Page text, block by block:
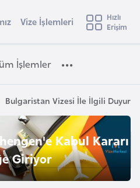
e
i
i
Vize İşlemleri
Hızlı
Erişim
İşlemler
Bulgaristan Vizesi İle İlgili
Kabul Kararı
Giriyor